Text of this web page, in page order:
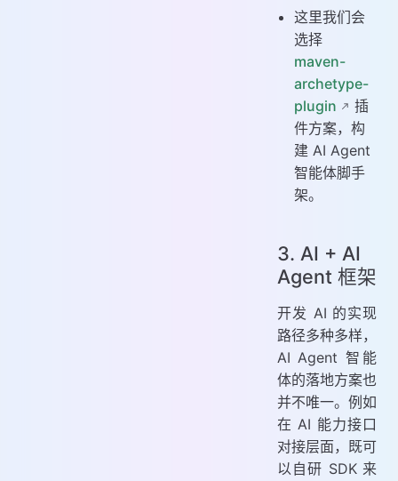
这里我们会
选择
maven-
archetype-
plugin
插
件方案，构
建 AI Agent
智能体脚手
架。
3. AI + AI
Agent 框架
开发 AI 的实现
路径多种多样，
AI Agent 智能
体的落地方案也
并不唯一。例如
在 AI 能力接口
对接层面，既可
以自研 SDK 来